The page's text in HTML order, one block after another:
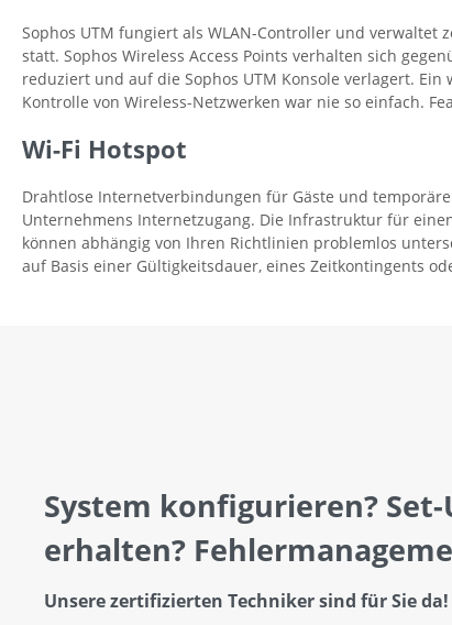
Sophos UTM fungiert als WLAN-Controller und verwaltet
statt. Sophos Wireless Access Points verhalten sich
reduziert und auf die Sophos UTM Konsole verlagert.
Kontrolle von Wireless-Netzwerken war nie so einfach.
Wi-Fi Hotspot
Drahtlose Internetverbindungen für Gäste und
Unternehmens Internetzugang. Die Infrastruktur für
können abhängig von Ihren Richtlinien problemlos
auf Basis einer Gültigkeitsdauer, eines Zeitkontingents
System konfigurieren?
erhalten?
Unsere zertifizierten Techniker sind für Sie da!